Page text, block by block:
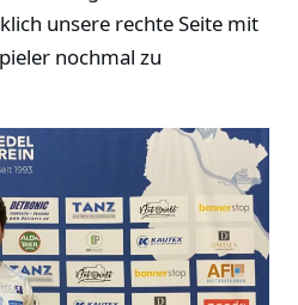
unsere rechte Seite mit
nochmal zu